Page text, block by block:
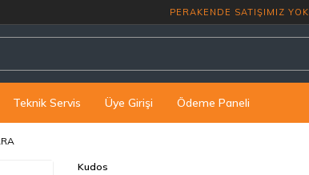
PERAKENDE
Teknik Servis Üye Girişi Ödeme Paneli
Kudos